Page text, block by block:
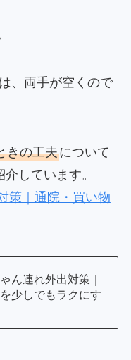
、両手が空くので
きの工夫について
しています。
策｜通院・買い物
ん連れ外出対策｜
少しでもラクにす